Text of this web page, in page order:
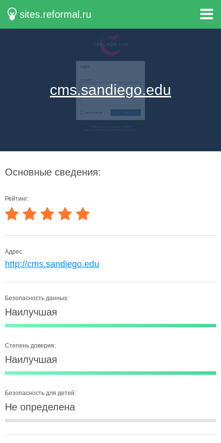
sites.reformal.ru
cms.sandiego.edu
Основные сведения:
Рейтинг:
Адрес:
http://cms.sandiego.edu
Безопасность данных:
Наилучшая
Степень доверия:
Наилучшая
Безопасность для детей:
Не определена